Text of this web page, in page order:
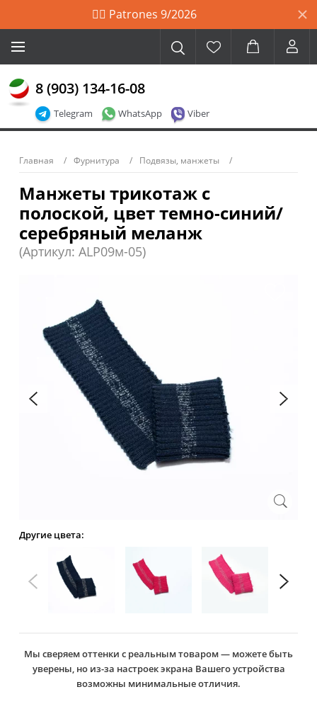
🙋‍♀️ Patrones 9/2026
Telegram WhatsApp Viber
8 (903) 134-16-08
Главная Фурнитура Подвязы, манжеты
Манжеты трикотаж с
полоской, цвет темно-синий/
серебряный меланж
(Артикул: ALP09м-05)
Другие цвета:
Мы сверяем оттенки с реальным товаром — можете быть
уверены, но из-за настроек экрана Вашего устройства
возможны минимальные отличия.